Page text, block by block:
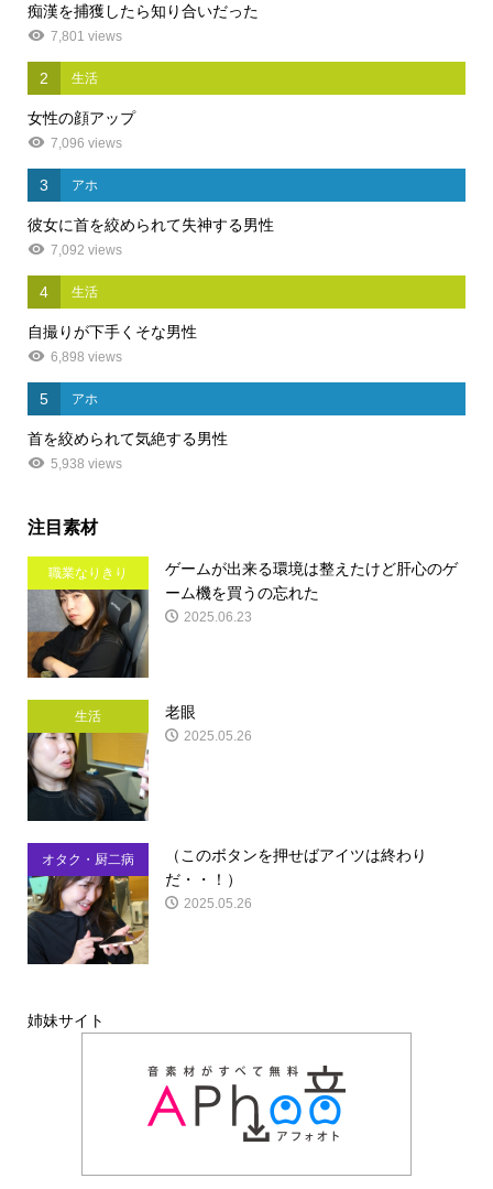
痴漢を捕獲したら知り合いだった
7,801 views
2 生活
女性の顔アップ
7,096 views
3 アホ
彼女に首を絞められて失神する男性
7,092 views
4 生活
自撮りが下手くそな男性
6,898 views
5 アホ
首を絞められて気絶する男性
5,938 views
注目素材
職業なりきり
ゲームが出来る環境は整えたけど肝心のゲ
ーム機を買うの忘れた
2025.06.23
生活 老眼
2025.05.26
オタク・厨二病
（このボタンを押せばアイツは終わり
だ・・！）
2025.05.26
姉妹サイト